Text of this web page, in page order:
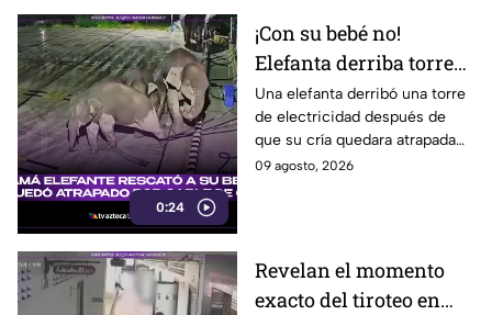
0:24
¡Con su bebé no!
Elefanta derriba torre
eléctrica para rescatar
a su cría
Una elefanta derribó una torre
de electricidad después de
que su cría quedara atrapada
entre los cables, en un intento
09 agosto, 2026
Revelan el momento
exacto del tiroteo en